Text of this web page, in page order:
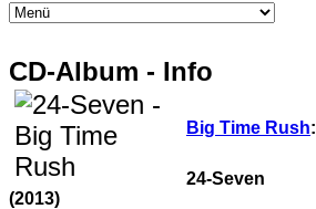
CD-Album - Info
Big Time Rush:
24-Seven
(2013)